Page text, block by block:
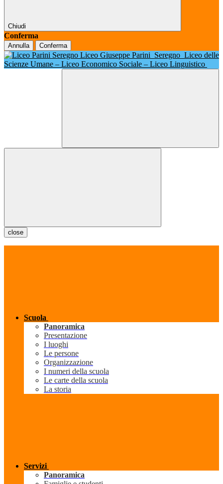
Chiudi
Conferma
Annulla Conferma
Liceo Giuseppe Parini Seregno Liceo delle
Scienze Umane – Liceo Economico Sociale – Liceo Linguistico
close
Scuola
Panoramica
Presentazione
I luoghi
Le persone
Organizzazione
I numeri della scuola
Le carte della scuola
La storia
Servizi
Panoramica